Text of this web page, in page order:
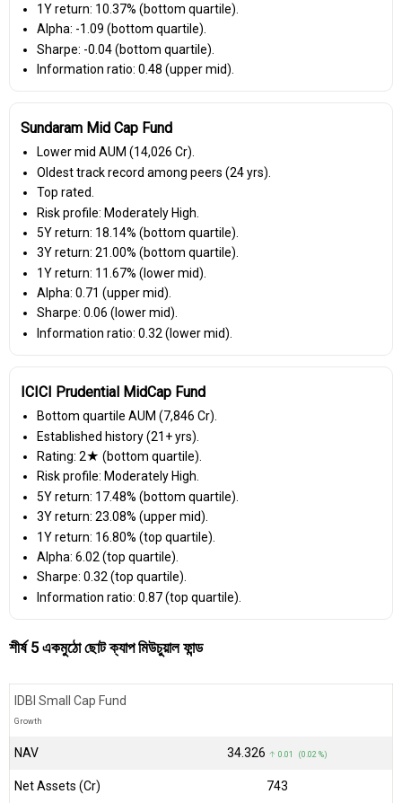
1Y return: 10.37% (bottom quartile).
Alpha: -1.09 (bottom quartile).
Sharpe: -0.04 (bottom quartile).
Information ratio: 0.48 (upper mid).
Sundaram Mid Cap Fund
Lower mid AUM (₹14,026 Cr).
Oldest track record among peers (24 yrs).
Top rated.
Risk profile: Moderately High.
5Y return: 18.14% (bottom quartile).
3Y return: 21.00% (bottom quartile).
1Y return: 11.67% (lower mid).
Alpha: 0.71 (upper mid).
Sharpe: 0.06 (lower mid).
Information ratio: 0.32 (lower mid).
ICICI Prudential MidCap Fund
Bottom quartile AUM (₹7,846 Cr).
Established history (21+ yrs).
Rating: 2★ (bottom quartile).
Risk profile: Moderately High.
5Y return: 17.48% (bottom quartile).
3Y return: 23.08% (upper mid).
1Y return: 16.80% (top quartile).
Alpha: 6.02 (top quartile).
Sharpe: 0.32 (top quartile).
Information ratio: 0.87 (top quartile).
শীর্ষ 5 একমুঠো ছোট ক্যাপ মিউচুয়াল ফান্ড
IDBI Small Cap Fund
Growth
NAV ₹34.326 ↑ 0.01 (0.02 %)
Net Assets (Cr) ₹743